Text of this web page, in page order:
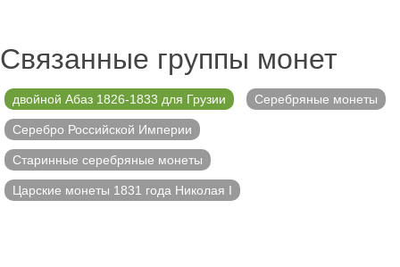
Связанные группы монет
двойной Абаз 1826-1833 для Грузии Серебряные монеты
Серебро Российской Империи
Старинные серебряные монеты
Царские монеты 1831 года Николая I